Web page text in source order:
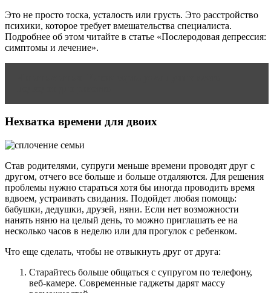
Это не просто тоска, усталость или грусть. Это расстройство
психики, которое требует вмешательства специалиста.
Подробнее об этом читайте в статье «Послеродовая депрессия:
симптомы и лечение».
Нехватка времени для двоих
Став родителями, супруги меньше времени проводят друг с
другом, отчего все больше и больше отдаляются. Для решения
проблемы нужно стараться хотя бы иногда проводить время
вдвоем, устраивать свидания. Подойдет любая помощь:
бабушки, дедушки, друзей, няни. Если нет возможности
нанять няню на целый день, то можно приглашать ее на
несколько часов в неделю или для прогулок с ребенком.
Что еще сделать, чтобы не отвыкнуть друг от друга:
Старайтесь больше общаться с супругом по телефону,
веб-камере. Современные гаджеты дарят массу